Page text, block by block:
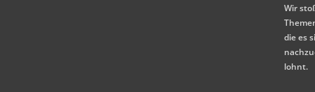
Wir
die es
lohnt.